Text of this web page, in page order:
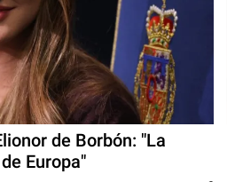
de Borbón: "La
Europa"